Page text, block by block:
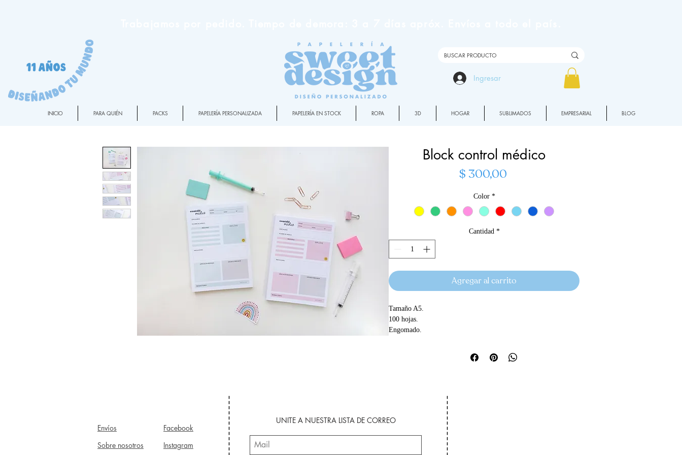
Ingresar
INICIO PARA QUIÉN PACKS PAPELERÍA PERSONALIZADA PAPELERÍA EN STOCK ROPA 3D HOGAR SUBLIMADOS EMPRESARIAL BLOG
Block control médico
$ 300,00
Color *
Cantidad *
Agregar al carrito
Tamaño A5.
100 hojas.
Engomado.
Envíos
Sobre nosotros
Facebook
Instagram
UNITE A NUESTRA LISTA DE CORREO